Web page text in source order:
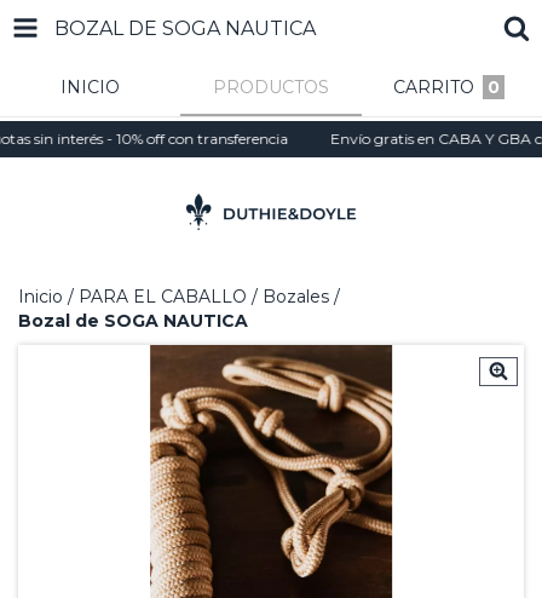
BOZAL DE SOGA NAUTICA
INICIO PRODUCTOS CARRITO 0
interés - 10% off con transferencia Envío gratis en CABA Y GBA
Inicio / PARA EL CABALLO / Bozales /
Bozal de SOGA NAUTICA